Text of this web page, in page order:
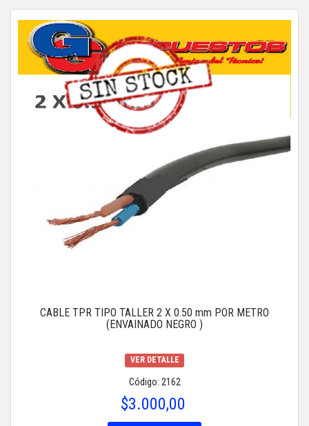
CABLE TPR TIPO TALLER 2 X 0.50 mm POR METRO
(ENVAINADO NEGRO )
VER DETALLE
Código: 2162
$3.000,00